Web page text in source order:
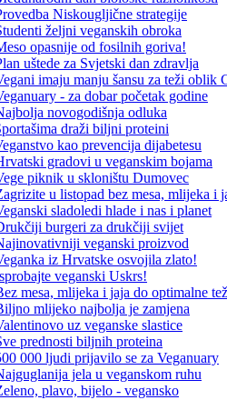
Niskougljične strategije
željni veganskih obroka
opasnije od fosilnih goriva!
uštede za Svjetski dan zdravlja
imaju manju šansu za teži oblik
- za dobar početak godine
novogodišnja odluka
draži biljni proteini
kao prevencija dijabetesu
gradovi u veganskim bojama
piknik u skloništu Dumovec
u listopad bez mesa, mlijeka i
sladoledi hlade i nas i planet
burgeri za drukčiji svijet
veganski proizvod
iz Hrvatske osvojila zlato!
veganski Uskrs!
mesa, mlijeka i jaja do optimalne
mlijeko najbolja je zamjena
uz veganske slastice
prednosti biljnih proteina
000 ljudi prijavilo se za Veganuary
jela u veganskom ruhu
plavo, bijelo - vegansko